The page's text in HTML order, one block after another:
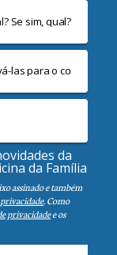
da
da Família
assinado e também
. Como
privacidadee os